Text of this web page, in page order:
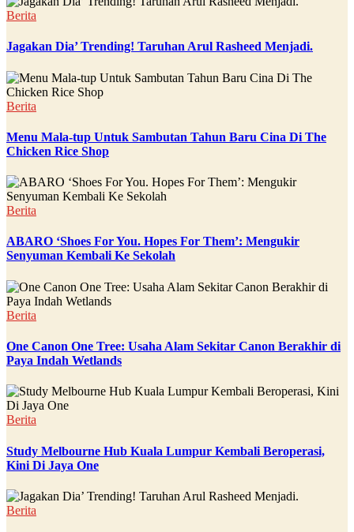
Berita
Jagakan Dia’ Trending! Taruhan Arul Rasheed Menjadi.
Berita
Menu Mala-tup Untuk Sambutan Tahun Baru Cina Di The
Chicken Rice Shop
Berita
ABARO ‘Shoes For You. Hopes For Them’: Mengukir
Senyuman Kembali Ke Sekolah
Berita
One Canon One Tree: Usaha Alam Sekitar Canon Berakhir di
Paya Indah Wetlands
Berita
Study Melbourne Hub Kuala Lumpur Kembali Beroperasi,
Kini Di Jaya One
Berita